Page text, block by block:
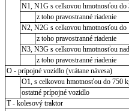
N1, N1G s celkovou hmotnosťou do
z toho pravostranné riadenie
N2, N2G s celkovou hmotnosťou do
z toho pravostranné riadenie
N3, N3G s celkovou hmotnosťou
z toho pravostranné riadenie
O - prípojné vozidlo (vrátane návesa)
O1, s celkovou hmotnosťou do 750
ostatné prípojné vozidlo
T - kolesový traktor